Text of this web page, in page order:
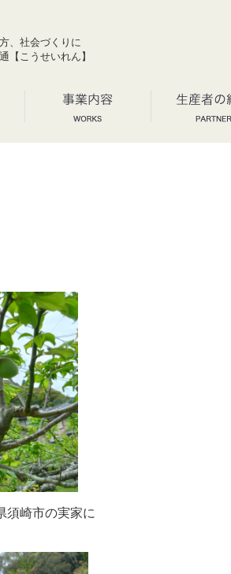
、社会づくりに
【こうせいれん】
須崎市の実家に